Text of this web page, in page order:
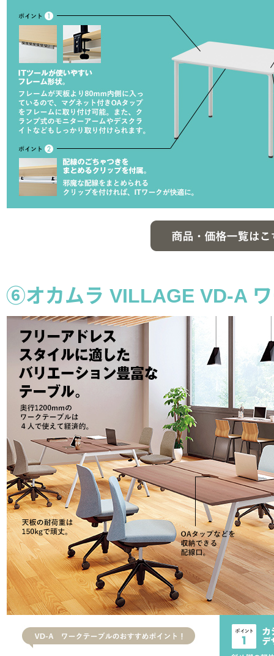
⑥オカムラ VILLAGE VD-A